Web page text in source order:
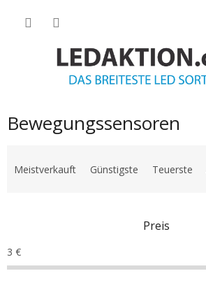
Bewegungssensoren
t
s
o
Meistverkauft Günstigste Teuerste
Preis
3 €